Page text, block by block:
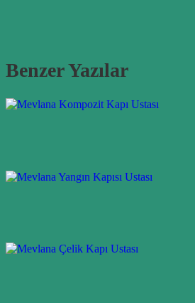
Benzer Yazılar